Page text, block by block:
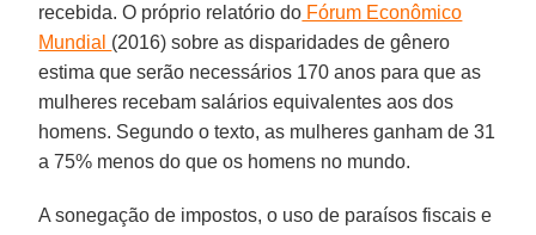
recebida. O próprio relatório do Fórum Econômico
Mundial (2016) sobre as disparidades de gênero
estima que serão necessários 170 anos para que as
mulheres recebam salários equivalentes aos dos
homens. Segundo o texto, as mulheres ganham de 31
a 75% menos do que os homens no mundo.
A sonegação de impostos, o uso de paraísos fiscais e